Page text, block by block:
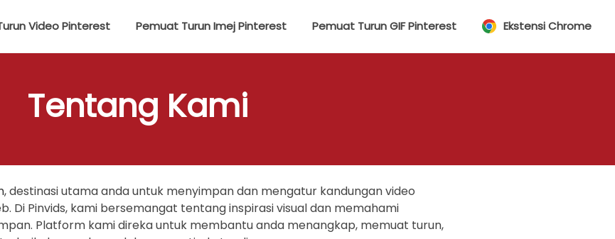
Video Pinterest Pemuat Turun Imej Pinterest Pemuat Turun GIF Pinterest Ekstensi Chrome
Tentang Kami
, destinasi utama anda untuk menyimpan dan mengatur kandungan video
Di Pinvids, kami bersemangat tentang inspirasi visual dan memahami
Platform kami direka untuk membantu anda menangkap, memuat turun,